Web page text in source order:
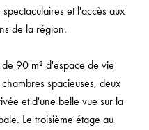
et l'accès aux
de la région.
90 m² d'espace de vie
spacieuses, deux
et d'une belle vue sur la
Le troisième étage au